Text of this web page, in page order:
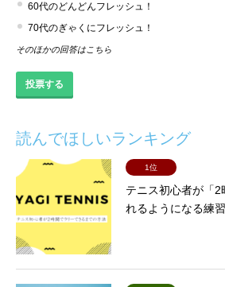
60代のどんどんフレッシュ！
70代のぎゃくにフレッシュ！
そのほかの回答はこちら
読んでほしいランキング
1位
テニス初心者が「
れるようになる練習